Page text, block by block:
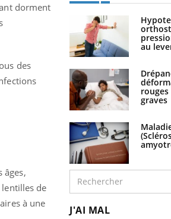
dorment
des
âges,
de
à une
au
graves
J'AI MAL